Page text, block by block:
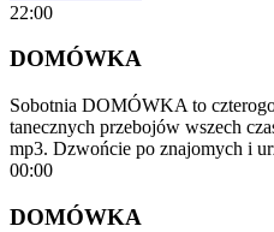
22:00
DOMÓWKA
Sobotnia DOMÓWKA to
tanecznych przebojów wszech
mp3. Dzwońcie po znajomych i
00:00
DOMÓWKA